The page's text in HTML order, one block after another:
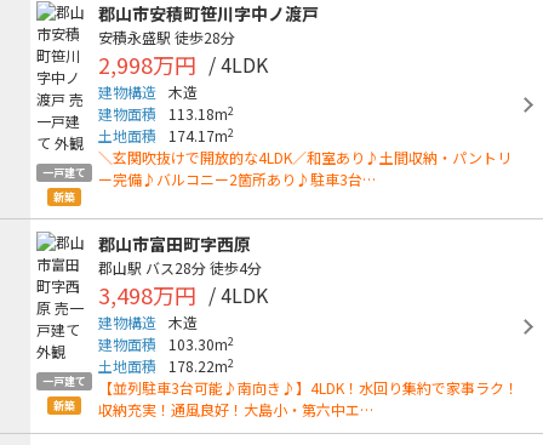
一戸建て
新築
郡山市安積町笹川字中ノ渡戸
安積永盛駅 徒歩28分
2,998万円 / 4LDK
建物構造 木造
建物面積
113.18m2
土地面積 174.17m2
＼玄関吹抜けで開放的な4LDK／和室あり♪土間収納・パントリ
ー完備♪バルコニー2箇所あり♪駐車3台…
一戸建て
新築
郡山市富田町字西原
郡山駅 バス28分徒歩4分
3,498万円 / 4LDK
建物構造 木造
建物面積
103.30m2
土地面積 178.22m2
【並列駐車3台可能♪南向き♪】4LDK！水回り集約で家事ラク！
収納充実！通風良好！大島小・第六中エ…